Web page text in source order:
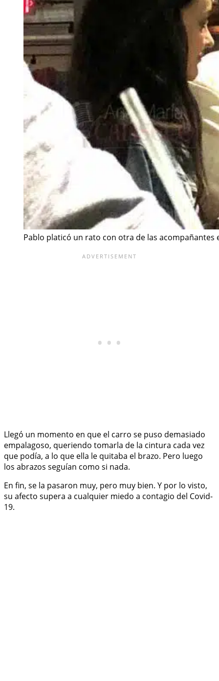
Pablo platicó un rato con otra de las acompañantes
Llegó un momento en que el carro se puso demasiado
empalagoso, queriendo tomarla de la cintura cada vez
que podía, a lo que ella le quitaba el brazo. Pero luego
los abrazos seguían como si nada.
En fin, se la pasaron muy, pero muy bien. Y por lo visto,
su afecto supera a cualquier miedo a contagio del Covid-
19.